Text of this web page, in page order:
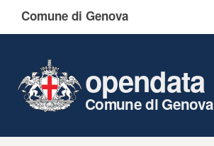
Comune di Genova
opendata
Comune di Genova